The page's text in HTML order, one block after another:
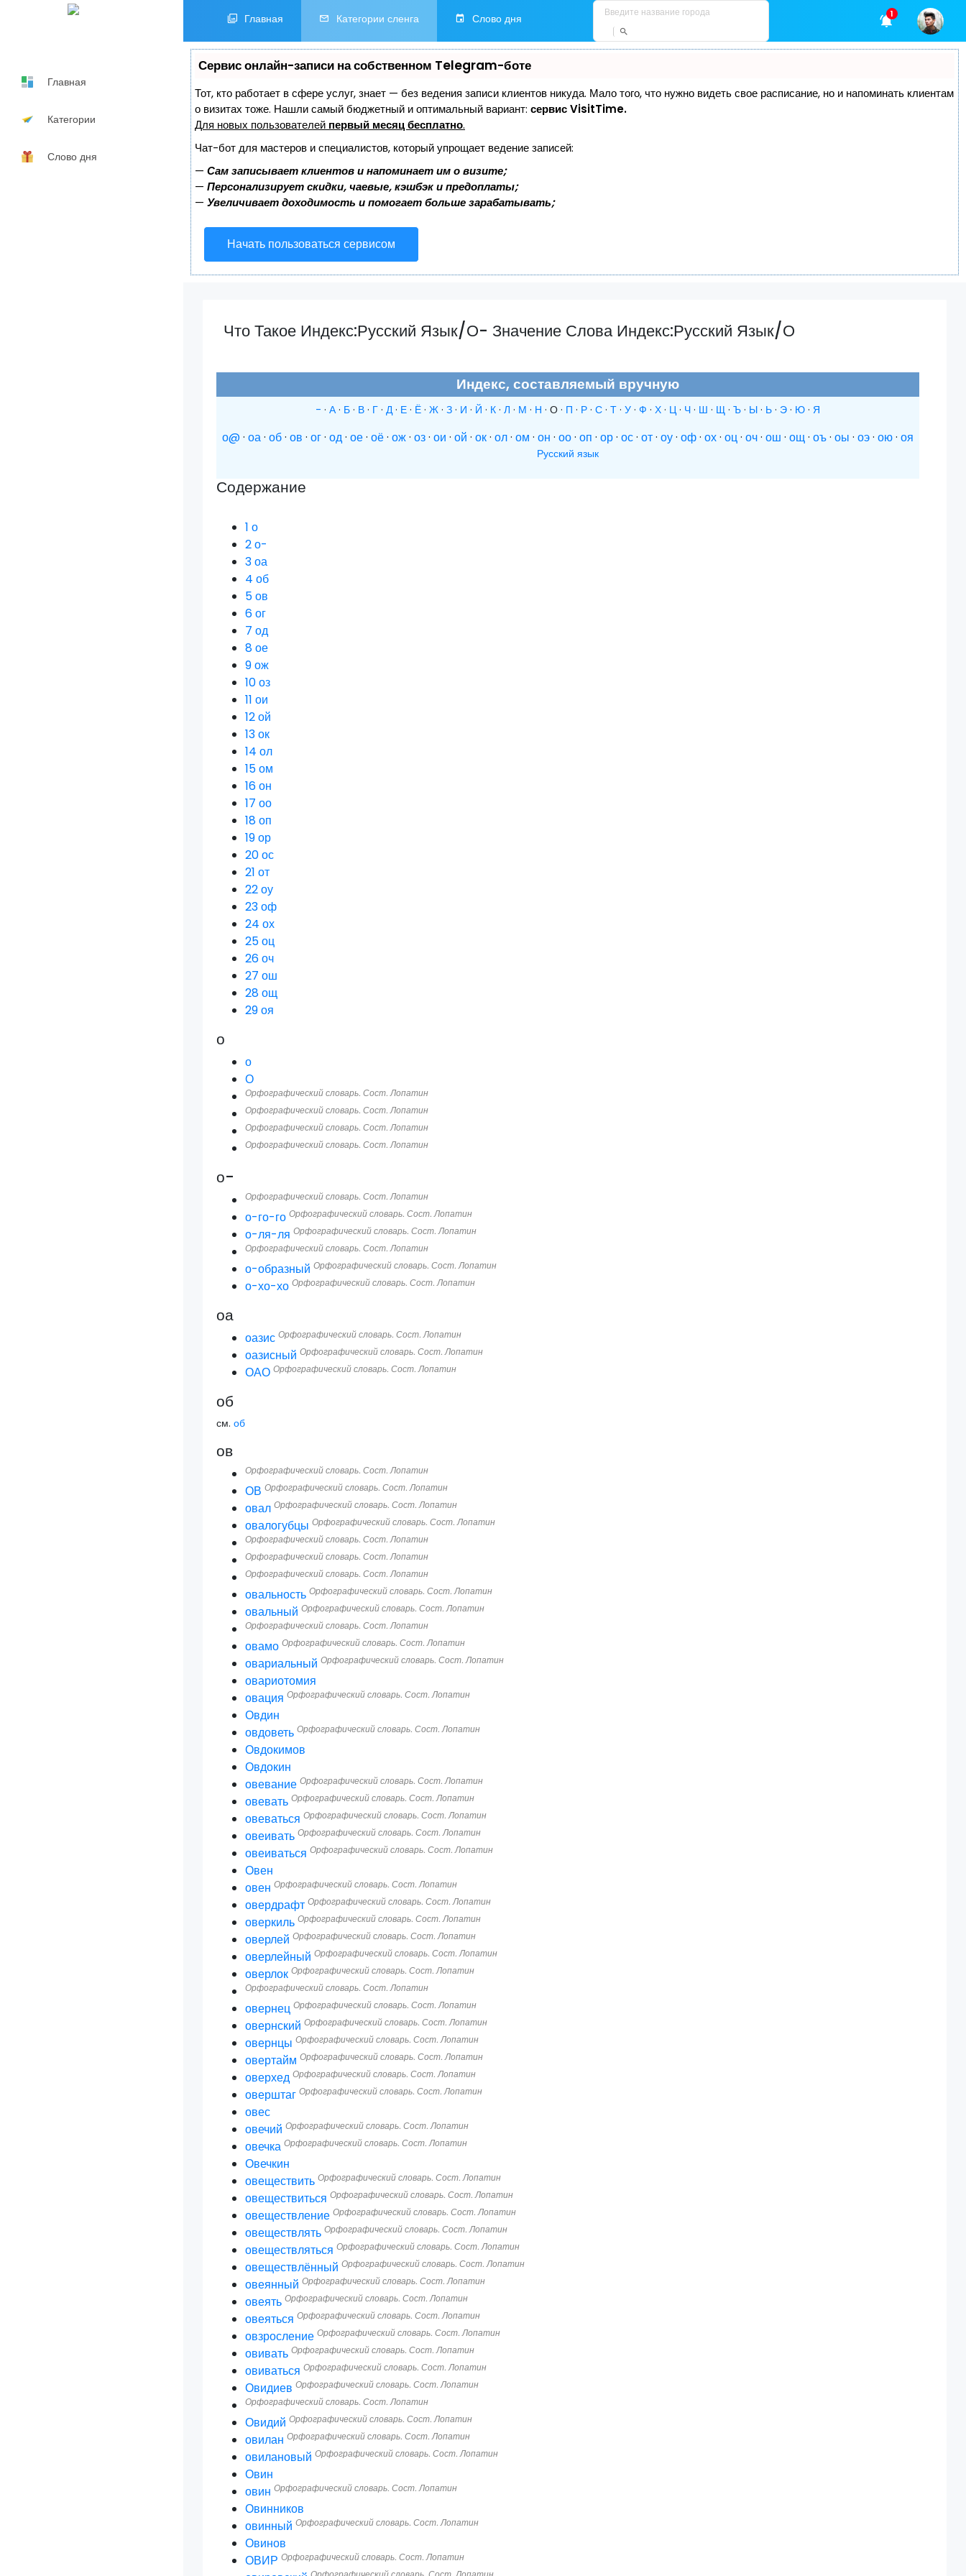
Главная Категории сленга Слово дня 1
Главная
Категории
Слово дня
Сервис онлайн-записи на собственном Telegram-боте
Тот, кто работает в сфере услуг, знает — без ведения записи клиентов никуда. Мало того, что нужно видеть свое расписание, но и напоминать клиентам
о визитах тоже. Нашли самый бюджетный и оптимальный вариант: сервис VisitTime.
Для новых пользователей первый месяц бесплатно.
Чат-бот для мастеров и специалистов, который упрощает ведение записей:
— Сам записывает клиентов и напоминает им о визите;
— Персонализирует скидки, чаевые, кэшбэк и предоплаты;
— Увеличивает доходимость и помогает больше зарабатывать;
Начать пользоваться сервисом
Что Такое Индекс:Русский Язык/О- Значение Слова Индекс:Русский Язык/О
Индекс, составляемый вручную
- ·А· Б · В · Г ·Д· Е · Ё ·Ж ·З · И · Й · К ·Л · М · Н ·О · П · Р ·С ·Т ·У ·Ф ·Х · Ц · Ч · Ш · Щ ·Ъ · Ы · Ь · Э · Ю ·Я
о@·оа·об·ов ·ог·од·ое·оё·ож·оз·ои ·ой ·ок·ол·ом ·он ·оо·оп ·ор·ос·от·оу·оф·ох·оц·оч·ош ·ощ·оъ·оы ·оэ·ою·оя
Русский язык
Содержание
1 о
2о-
3оа
4 об
5ов
6ог
7 од
8ое
9ож
10оз
11 ои
12ой
13ок
14 ол
15ом
16он
17 оо
18оп
19ор
20ос
21 от
22оу
23оф
24 ох
25оц
26оч
27 ош
28ощ
29оя
о
о
О
Орфографический словарь. Сост. Лопатин
Орфографический словарь. Сост. Лопатин
Орфографический словарь. Сост. Лопатин
Орфографический словарь. Сост. Лопатин
о-
Орфографический словарь. Сост. Лопатин
о-го-го Орфографический словарь. Сост. Лопатин
о-ля-ля Орфографический словарь. Сост. Лопатин
Орфографический словарь. Сост. Лопатин
о-образный Орфографический словарь. Сост. Лопатин
о-хо-хо Орфографический словарь. Сост. Лопатин
оа
оазис Орфографический словарь. Сост. Лопатин
оазисный Орфографический словарь. Сост. Лопатин
ОАО Орфографический словарь. Сост. Лопатин
об
см.об
ов
Орфографический словарь. Сост. Лопатин
ОВ Орфографический словарь. Сост. Лопатин
овал Орфографический словарь. Сост. Лопатин
овалогубцы Орфографический словарь. Сост. Лопатин
Орфографический словарь. Сост. Лопатин
Орфографический словарь. Сост. Лопатин
Орфографический словарь. Сост. Лопатин
овальность Орфографический словарь. Сост. Лопатин
овальный Орфографический словарь. Сост. Лопатин
Орфографический словарь. Сост. Лопатин
овамо Орфографический словарь. Сост. Лопатин
овариальный Орфографический словарь. Сост. Лопатин
овариотомия
овация Орфографический словарь. Сост. Лопатин
Овдин
овдоветь Орфографический словарь. Сост. Лопатин
Овдокимов
Овдокин
овевание Орфографический словарь. Сост. Лопатин
овевать Орфографический словарь. Сост. Лопатин
овеваться Орфографический словарь. Сост. Лопатин
овеивать Орфографический словарь. Сост. Лопатин
овеиваться Орфографический словарь. Сост. Лопатин
Овен
овен Орфографический словарь. Сост. Лопатин
овердрафт Орфографический словарь. Сост. Лопатин
оверкиль Орфографический словарь. Сост. Лопатин
оверлей Орфографический словарь. Сост. Лопатин
оверлейный Орфографический словарь. Сост. Лопатин
оверлок Орфографический словарь. Сост. Лопатин
Орфографический словарь. Сост. Лопатин
овернец Орфографический словарь. Сост. Лопатин
овернский Орфографический словарь. Сост. Лопатин
овернцы Орфографический словарь. Сост. Лопатин
овертайм Орфографический словарь. Сост. Лопатин
оверхед Орфографический словарь. Сост. Лопатин
оверштаг Орфографический словарь. Сост. Лопатин
овес
овечий Орфографический словарь. Сост. Лопатин
овечка Орфографический словарь. Сост. Лопатин
Овечкин
овеществить Орфографический словарь. Сост. Лопатин
овеществиться Орфографический словарь. Сост. Лопатин
овеществление Орфографический словарь. Сост. Лопатин
овеществлять Орфографический словарь. Сост. Лопатин
овеществляться Орфографический словарь. Сост. Лопатин
овеществлённый Орфографический словарь. Сост. Лопатин
овеянный Орфографический словарь. Сост. Лопатин
овеять Орфографический словарь. Сост. Лопатин
овеяться Орфографический словарь. Сост. Лопатин
овзросление Орфографический словарь. Сост. Лопатин
овивать Орфографический словарь. Сост. Лопатин
овиваться Орфографический словарь. Сост. Лопатин
Овидиев Орфографический словарь. Сост. Лопатин
Орфографический словарь. Сост. Лопатин
Овидий Орфографический словарь. Сост. Лопатин
овилан Орфографический словарь. Сост. Лопатин
овилановый Орфографический словарь. Сост. Лопатин
Овин
овин Орфографический словарь. Сост. Лопатин
Овинников
овинный Орфографический словарь. Сост. Лопатин
Овинов
ОВИР Орфографический словарь. Сост. Лопатин